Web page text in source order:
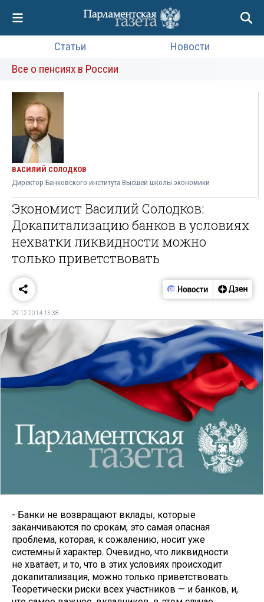
Статьи
Новости
Все о пенсиях в России
ВАСИЛИЙ СОЛОДКОВ
Директор Банковского института Высшей школы экономики
Экономист Василий Солодков:
Докапитализацию банков в условиях
нехватки ликвидности можно
только приветствовать
29.12.2014 13:38
- Банки не возвращают вклады, которые
заканчиваются по срокам, это самая опасная
проблема, которая, к сожалению, носит уже
системный характер. Очевидно, что ликвидности
не хватает, и то, что в этих условиях происходит
докапитализация, можно только приветствовать.
Теоретически риски всех участников — и банков, и,